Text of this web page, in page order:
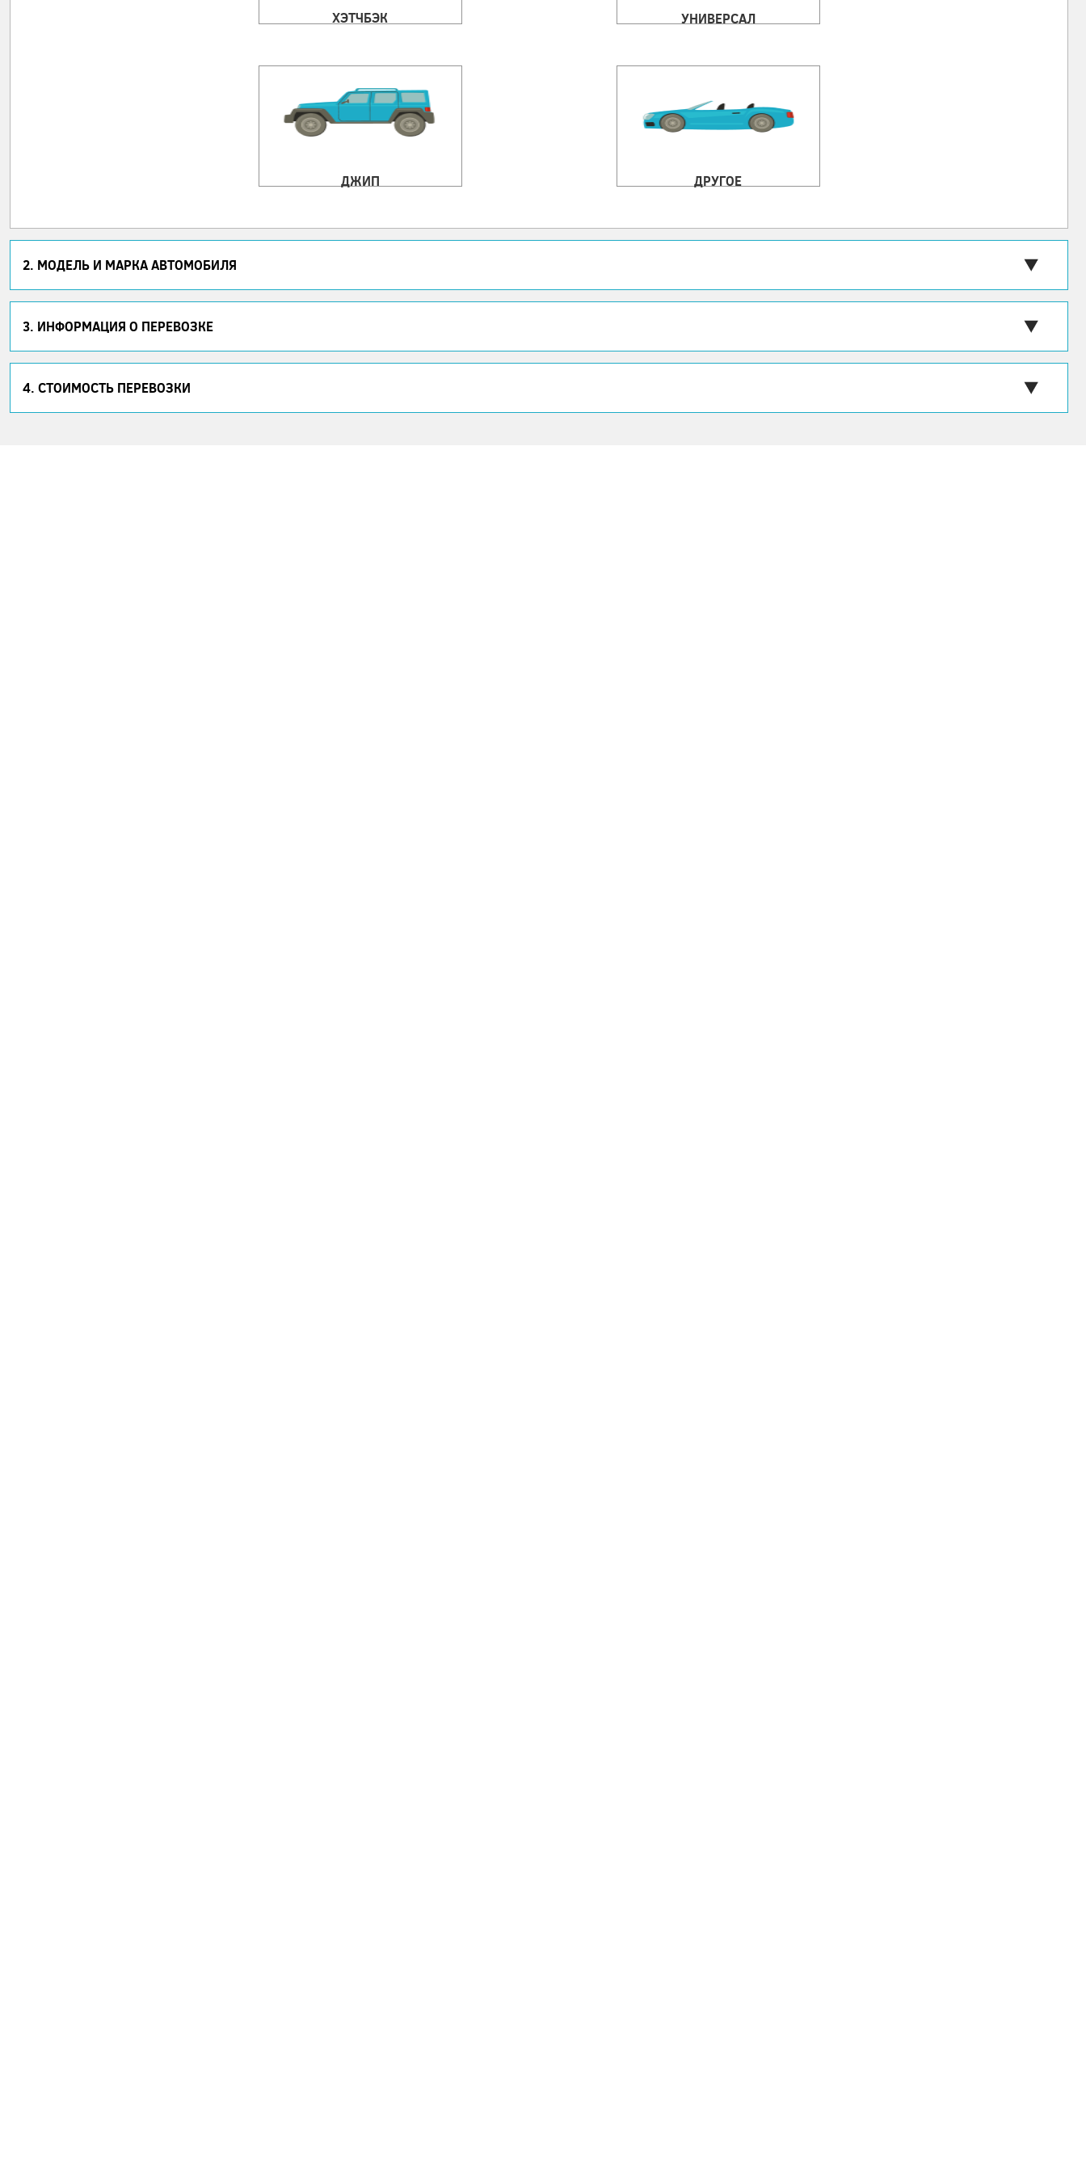
ХЭТЧБЭК УНИВЕРСАЛ
ДЖИП ДРУГОЕ
2. МОДЕЛЬ И МАРКА АВТОМОБИЛЯ
3. ИНФОРМАЦИЯ О ПЕРЕВОЗКЕ
4. СТОИМОСТЬ ПЕРЕВОЗКИ